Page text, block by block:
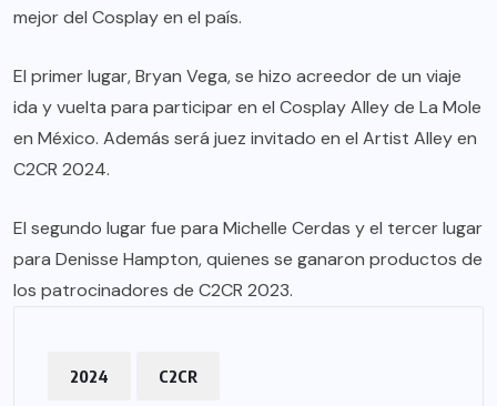
mejor del Cosplay en el país.
El primer lugar, Bryan Vega, se hizo acreedor de un viaje
ida y vuelta para participar en el Cosplay Alley de La Mole
en México. Además será juez invitado en el Artist Alley en
C2CR 2024.
El segundo lugar fue para Michelle Cerdas y el tercer lugar
para Denisse Hampton, quienes se ganaron productos de
los patrocinadores de C2CR 2023.
2024 C2CR